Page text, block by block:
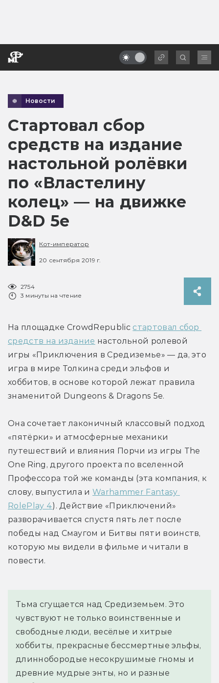
Новости
Стартовал сбор
средств на издание
настольной ролёвки
по «Властелину
колец» — на движке
D&D 5e
Кот-император
20 сентября 2019 г.
2754
3 минуты на чтение
На площадке CrowdRepublic стартовал сбор
средств на издание настольной ролевой
игры «Приключения в Средиземье» — да, это
игра в мире Толкина среди эльфов и
хоббитов, в основе которой лежат правила
знаменитой Dungeons & Dragons 5e.
Она сочетает лаконичный классовый подход
«пятёрки» и атмосферные механики
путешествий и влияния Порчи из игры The
One Ring, другого проекта по вселенной
Профессора той же команды (эта компания, к
слову, выпустила и Warhammer Fantasy
RolePlay 4). Действие «Приключений»
разворачивается спустя пять лет после
победы над Смаугом и Битвы пяти воинств,
которую мы видели в фильме и читали в
повести.
Тьма сгущается над Средиземьем. Это
чувствуют не только воинственные и
свободные люди, весёлые и хитрые
хоббиты, прекрасные бессмертные эльфы,
длиннобородые несокрушимые гномы и
древние мудрые энты, но и разные